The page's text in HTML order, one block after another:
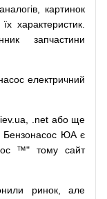
аналогів,
картинок
характеристик.
запчастини
електричний
.net або ще
Бензонасос ЮА є
™" тому
сайт
ринок,
але